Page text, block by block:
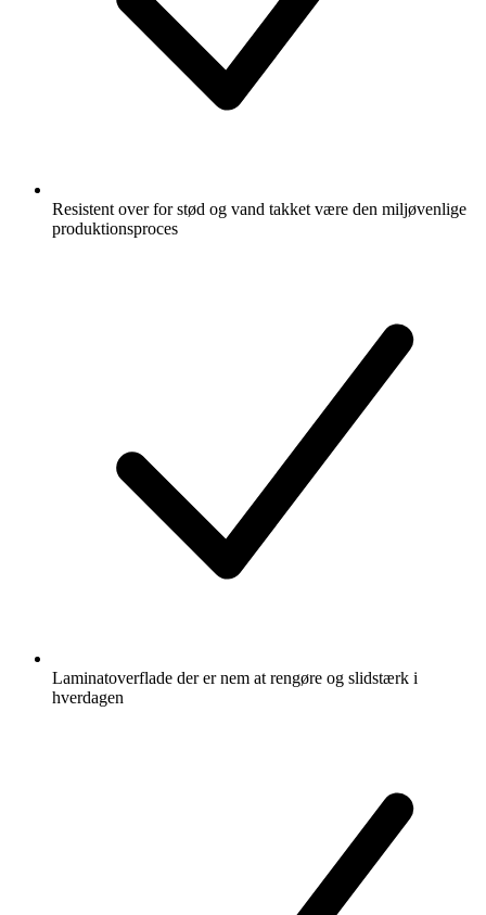
Resistent over for stød og vand takket være den miljøvenlige
produktionsproces
Laminatoverflade der er nem at rengøre og slidstærk i
hverdagen